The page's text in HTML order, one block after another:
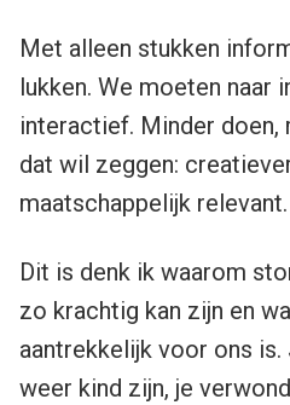
Met alleen stukken
lukken. We moeten naar
interactief. Minder doen,
dat wil zeggen:
maatschappelijk relevant.
Dit is denk ik waarom
zo krachtig kan zijn en
aantrekkelijk voor ons
weer kind zijn, je